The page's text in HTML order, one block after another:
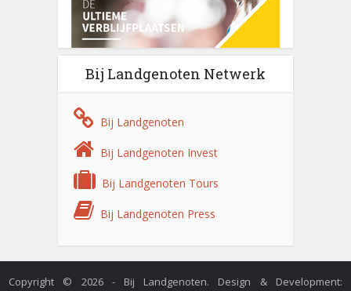
Bij Landgenoten Netwerk
Bij Landgenoten
Bij Landgenoten Invest
Bij Landgenoten Tours
Bij Landgenoten Press
Copyright © 2026 - Bij Landgenoten. Design & Development: